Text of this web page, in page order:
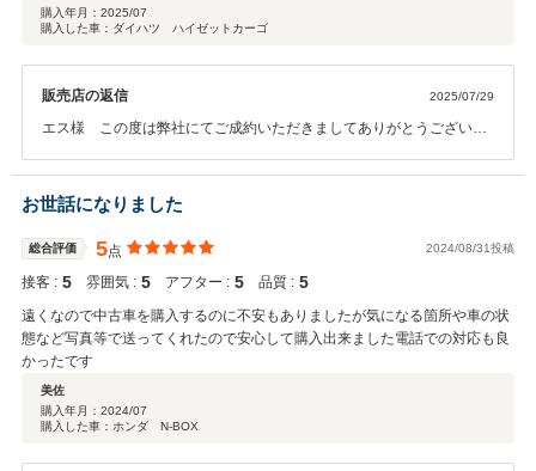
購入年月： 2025/07
購入した車：ダイハツ ハイゼットカーゴ
販売店の返信 2025/07/29
エス様 この度は弊社にてご成約いただきましてありがとうございま
あってこそです ご相談いただければできる限りお客様にご対応できる
よう今後とも精進してまいります<(_ _)>
お世話になりました
総合評価 5点 2024/08/31投稿
接客 : 5 雰囲気 : 5 アフター : 5 品質 : 5
遠くなので中古車を購入するのに不安もありましたが気になる箇所や車の状
態など写真等で送ってくれたので安心して購入出来ました電話での対応も良
かったです
美佐
購入年月： 2024/07
購入した車：ホンダ N-BOX